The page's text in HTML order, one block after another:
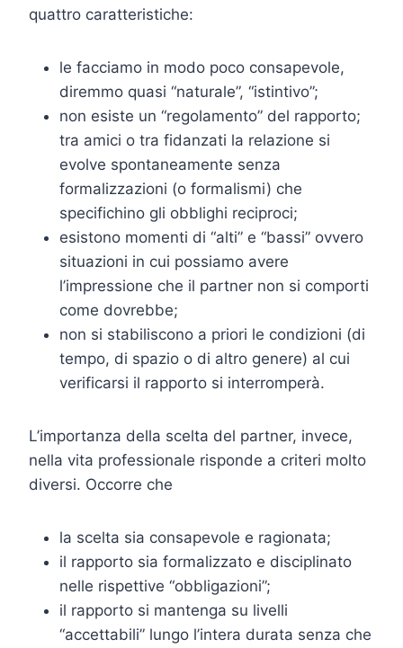
quattro caratteristiche:
le facciamo in modo poco consapevole,
diremmo quasi “naturale”, “istintivo”;
non esiste un “regolamento” del rapporto;
tra amici o tra fidanzati la relazione si
evolve spontaneamente senza
formalizzazioni (o formalismi) che
specifichino gli obblighi reciproci;
esistono momenti di “alti” e “bassi” ovvero
situazioni in cui possiamo avere
l’impressione che il partner non si comporti
come dovrebbe;
non si stabiliscono a priori le condizioni (di
tempo, di spazio o di altro genere) al cui
verificarsi il rapporto si interromperà.
L’importanza della scelta del partner, invece,
nella vita professionale risponde a criteri molto
diversi. Occorre che
la scelta sia consapevole e ragionata;
il rapporto sia formalizzato e disciplinato
nelle rispettive “obbligazioni”;
il rapporto si mantenga su livelli
“accettabili” lungo l’intera durata senza che